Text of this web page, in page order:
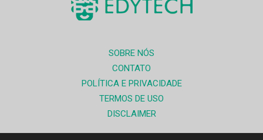
SOBRE NÓS
CONTATO
POLÍTICA E PRIVACIDADE
TERMOS DE USO
DISCLAIMER